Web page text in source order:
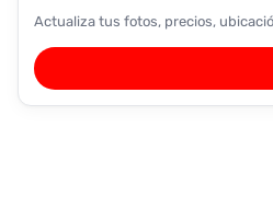
Actualiza tus fotos, precios,